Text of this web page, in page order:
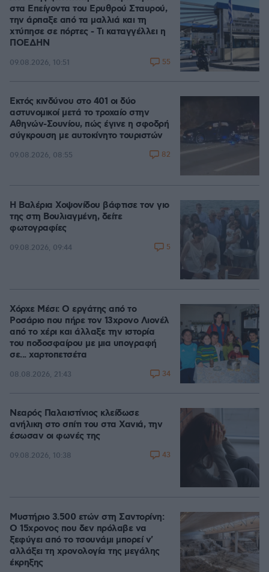
στα Επείγοντα του Ερυθρού Σταυρού,
την άρπαξε από τα μαλλιά και τη
χτύπησε σε πόρτες - Τι καταγγέλλει η
ΠΟΕΔΗΝ
09.08.2026, 10:51 55
Εκτός κινδύνου στο 401 οι δύο
αστυνομικοί μετά το τροχαίο στην
Αθηνών-Σουνίου, πώς έγινε η σφοδρή
σύγκρουση με αυτοκίνητο τουριστών
09.08.2026, 08:55 82
Η Βαλέρια Χοψονίδου βάφτισε τον γιο
της στη Βουλιαγμένη, δείτε
φωτογραφίες
09.08.2026, 09:44 5
Χόρχε Μέσι: Ο εργάτης από το
Ροσάριο που πήρε τον 13χρονο Λιονέλ
από το χέρι και άλλαξε την ιστορία
του ποδοσφαίρου με μια υπογραφή
σε... χαρτοπετσέτα
08.08.2026, 21:43 34
Νεαρός Παλαιστίνιος κλείδωσε
ανήλικη στο σπίτι του στα Χανιά, την
έσωσαν οι φωνές της
09.08.2026, 10:38 43
Μυστήριο 3.500 ετών στη Σαντορίνη:
Ο 15χρονος που δεν πρόλαβε να
ξεφύγει από το τσουνάμι μπορεί ν'
αλλάξει τη χρονολογία της μεγάλης
έκρηξης